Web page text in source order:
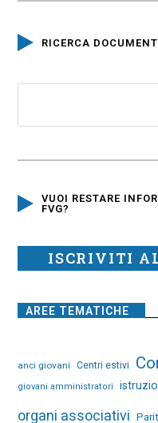
RICERCA
VUOI RESTARE
FVG?
ISCRIVITI
AREE TEMATICHE
anci giovani Centri estivi
giovani amministratori
organi associativi